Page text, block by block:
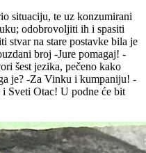
situaciju, te uz konzumirani
odobrovoljiti ih i spasiti
stvar na stare postavke bila je
broj -Jure pomagaj! -
šest jezika, pečeno kako
je? -Za Vinku i kumpaniju! -
i Sveti Otac! U podne će bit